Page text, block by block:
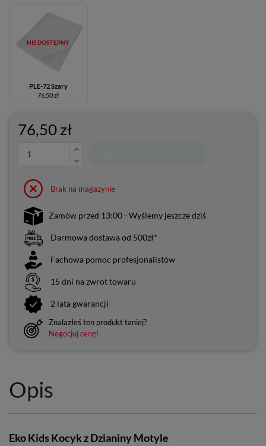
NIEDOSTĘPNY
PLE-72 Szary
76,50 zł
76,50 zł
Brak na magazynie
Zamów przed 13:00 - Wyślemy jeszcze dziś
Darmowa dostawa od 500zł*
Fachowa pomoc profesjonalistów
15 dni na zwrot towaru
2 lata gwarancji
Znalazłeś ten produkt taniej?
Negocjuj cenę!
Opis
Eko Kids Kocyk z Dzianiny Motyle